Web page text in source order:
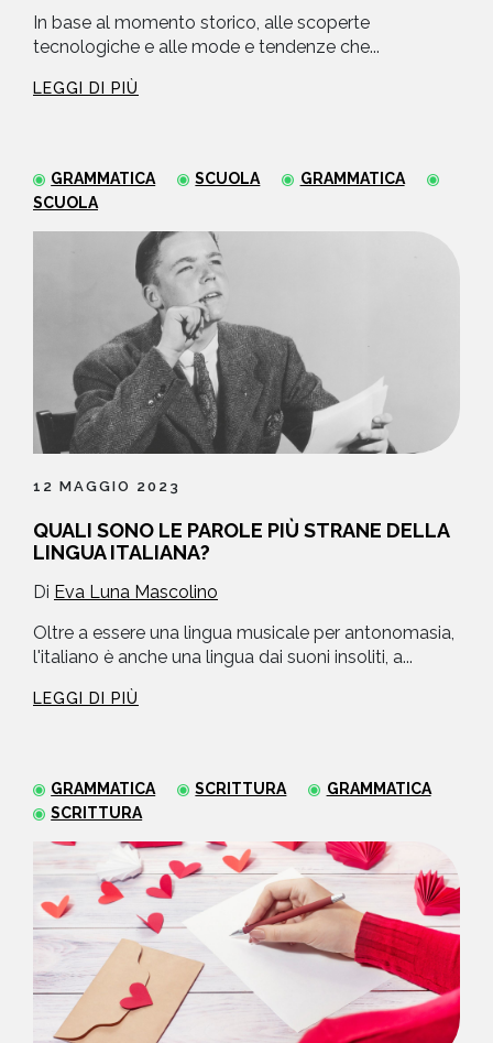
In base al momento storico, alle scoperte
tecnologiche e alle mode e tendenze che...
LEGGI DI PIÙ
GRAMMATICA SCUOLA
GRAMMATICA
SCUOLA
12 MAGGIO 2023
QUALI SONO LE PAROLE PIÙ STRANE DELLA
LINGUA ITALIANA?
Di Eva Luna Mascolino
Oltre a essere una lingua musicale per antonomasia,
l'italiano è anche una lingua dai suoni insoliti, a...
LEGGI DI PIÙ
GRAMMATICA SCRITTURA
GRAMMATICA
SCRITTURA